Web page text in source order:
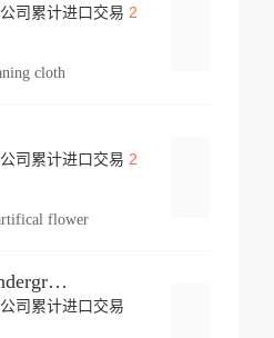
司累计进口交易 2
cloth
司累计进口交易 2
flower
Knapheide Kc Underground
司累计进口交易